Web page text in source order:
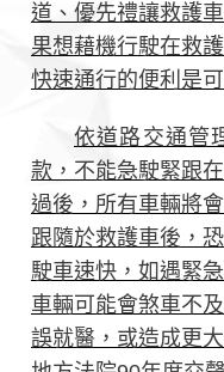
道、優先禮讓救護
果想藉機行駛在救
快速通行的便利是
依道路交通管
款，不能急駛緊跟
過後，所有車輛將
跟隨於救護車後，
駛車速快，如遇緊
車輛可能會煞車不
誤就醫，或造成更